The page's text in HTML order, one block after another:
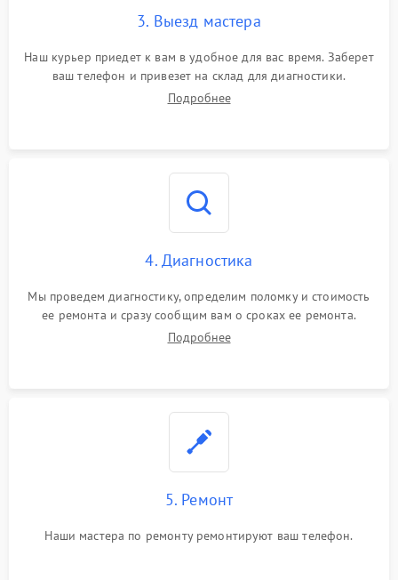
3. Выезд мастера
Наш курьер приедет к вам в удобное для вас время. Заберет
ваш телефон и привезет на склад для диагностики.
Подробнее
4. Диагностика
Мы проведем диагностику, определим поломку и стоимость
ее ремонта и сразу сообщим вам о сроках ее ремонта.
Подробнее
5. Ремонт
Наши мастера по ремонту ремонтируют ваш телефон.